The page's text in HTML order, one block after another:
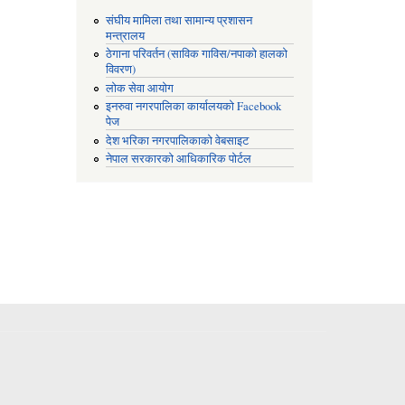
संघीय मामिला तथा सामान्य प्रशासन
मन्त्रालय
ठेगाना परिवर्तन (साविक गाविस/नपाको हालको
विवरण)
लोक सेवा आयोग
इनरुवा नगरपालिका कार्यालयको Facebook
पेज
देश भरिका नगरपालिकाको वेबसाइट
नेपाल सरकारको आधिकारिक पोर्टल